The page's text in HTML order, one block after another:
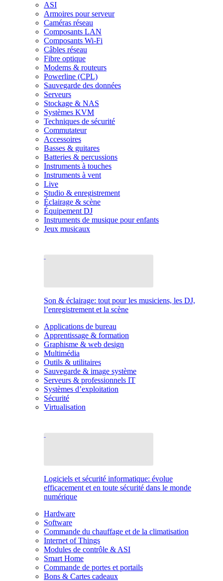
ASI
Armoires pour serveur
Caméras réseau
Composants LAN
Composants Wi-Fi
Câbles réseau
Fibre optique
Modems & routeurs
Powerline (CPL)
Sauvegarde des données
Serveurs
Stockage & NAS
Systèmes KVM
Techniques de sécurité
Commutateur
Accessoires
Basses & guitares
Batteries & percussions
Instruments à touches
Instruments à vent
Live
Studio & enregistrement
Éclairage & scène
Équipement DJ
Instruments de musique pour enfants
Jeux musicaux
Son & éclairage: tout pour les musiciens, les DJ,
l’enregistrement et la scène
Applications de bureau
Apprentissage & formation
Graphisme & web design
Multimédia
Outils & utilitaires
Sauvegarde & image système
Serveurs & professionnels IT
Systèmes d’exploitation
Sécurité
Virtualisation
Logiciels et sécurité informatique: évolue
efficacement et en toute sécurité dans le monde
numérique
Hardware
Software
Commande du chauffage et de la climatisation
Internet of Things
Modules de contrôle & ASI
Smart Home
Commande de portes et portails
Bons & Cartes cadeaux